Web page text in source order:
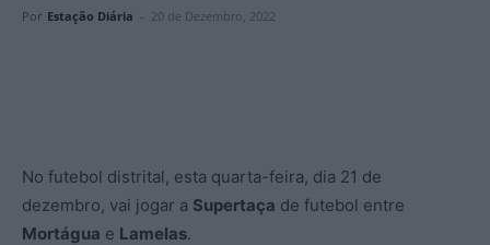
Por Estação Diária - 20 de Dezembro, 2022
No futebol distrital, esta quarta-feira, dia 21 de
dezembro, vai jogar a Supertaça de futebol entre
Mortágua e Lamelas.